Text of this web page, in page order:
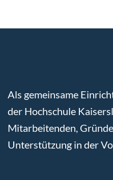
Als gemeinsame
der Hochschule
Mitarbeitenden,
Unterstützung in der